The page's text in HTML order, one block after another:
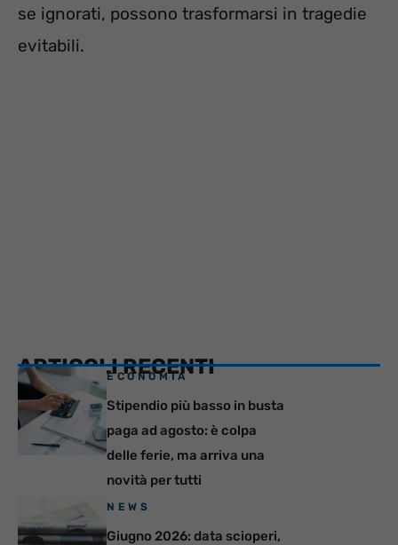
se ignorati, possono trasformarsi in tragedie
evitabili.
ARTICOLI RECENTI
ECONOMIA
Stipendio più basso in busta
paga ad agosto: è colpa
delle ferie, ma arriva una
novità per tutti
NEWS
Giugno 2026: data scioperi,